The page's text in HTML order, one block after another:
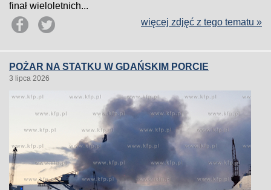
finał wieloletnich...
więcej zdjęć z tego tematu »
POŻAR NA STATKU W GDAŃSKIM PORCIE
3 lipca 2026